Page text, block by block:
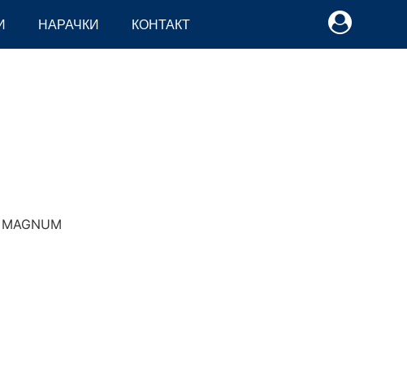
НАРАЧКИ КОНТАКТ